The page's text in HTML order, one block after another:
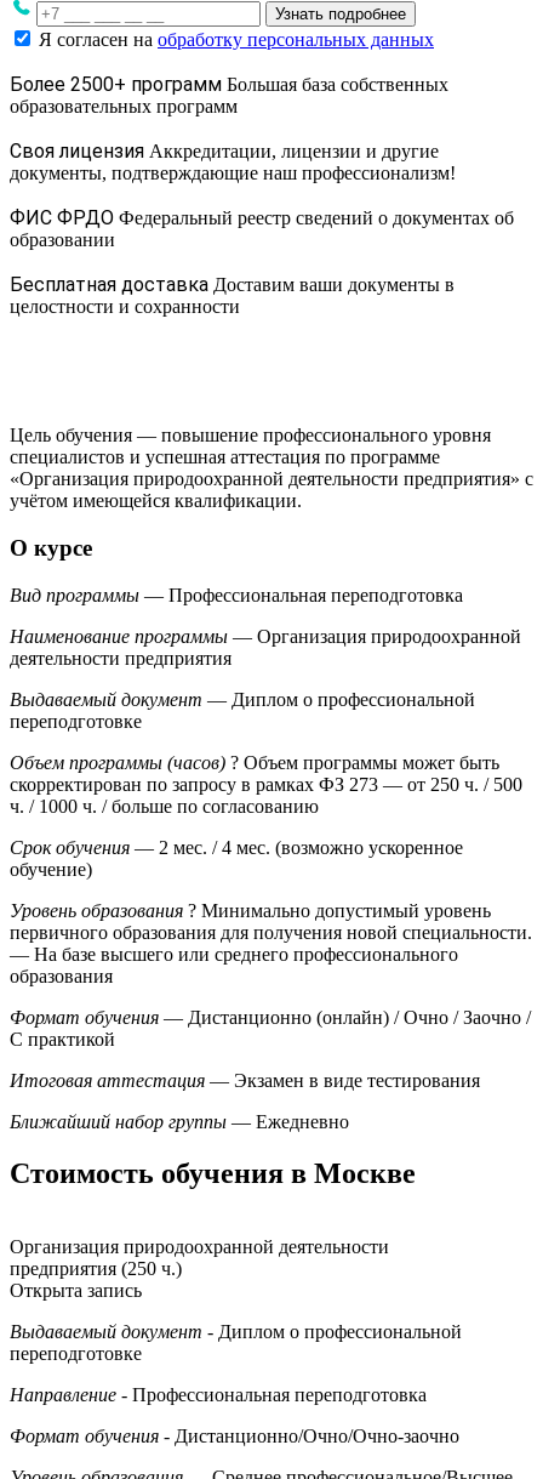
Узнать подробнее
Я согласен на обработку персональных данных
Более 2500+ программ Большая база собственных
образовательных программ
Своя лицензия Аккредитации, лицензии и другие
документы, подтверждающие наш профессионализм!
ФИС ФРДО Федеральный реестр сведений о документах об
образовании
Бесплатная доставка Доставим ваши документы в
целостности и сохранности
Цель обучения — повышение профессионального уровня
специалистов и успешная аттестация по программе
«Организация природоохранной деятельности предприятия» с
учётом имеющейся квалификации.
О курсе
Вид программы — Профессиональная переподготовка
Наименование программы — Организация природоохранной
деятельности предприятия
Выдаваемый документ — Диплом о профессиональной
переподготовке
Объем программы (часов) ? Объем программы может быть
скорректирован по запросу в рамках ФЗ 273 — от 250 ч. / 500
ч. / 1000 ч. / больше по согласованию
Срок обучения — 2 мес. / 4 мес. (возможно ускоренное
обучение)
Уровень образования ? Минимально допустимый уровень
первичного образования для получения новой специальности.
— На базе высшего или среднего профессионального
образования
Формат обучения — Дистанционно (онлайн) / Очно / Заочно /
С практикой
Итоговая аттестация — Экзамен в виде тестирования
Ближайший набор группы — Ежедневно
Стоимость обучения в Москве
Организация природоохранной деятельности
предприятия (250 ч.)
Открыта запись
Выдаваемый документ - Диплом о профессиональной
переподготовке
Направление - Профессиональная переподготовка
Формат обучения - Дистанционно/Очно/Очно-заочно